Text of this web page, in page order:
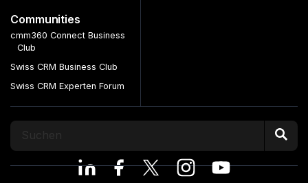
Communities
cmm360 Connect Business
Club
Swiss CRM Business Club
Swiss CRM Experten Forum